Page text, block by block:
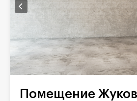
Помещение Жуков проезд в